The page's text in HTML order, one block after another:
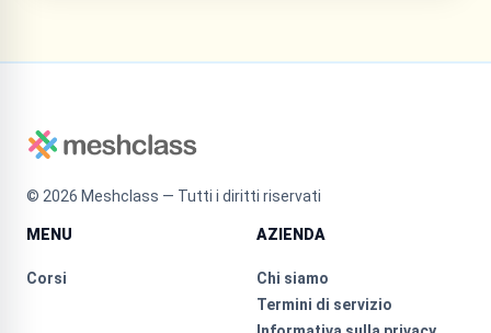
© 2026 Meshclass — Tutti i diritti riservati
MENU
Corsi
AZIENDA
Chi siamo
Termini di servizio